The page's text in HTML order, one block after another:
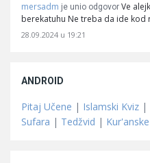
mersadm je unio odgovor Ve
berekatuhu Ne treba da ide kod
28.09.2024 u 19:21
ANDROID
Pitaj Učene | Islamski Kviz |
Sufara | Tedžvid |